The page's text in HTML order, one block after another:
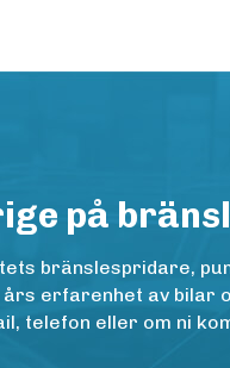
på
bränslespridare,
erfarenhet av
telefon eller om ni